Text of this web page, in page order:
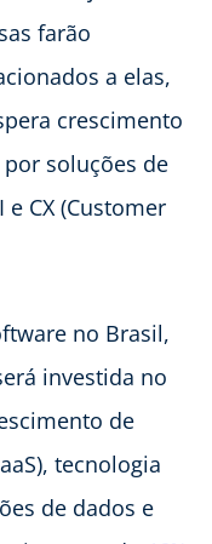
farão
a elas,
crescimento
soluções de
CX (Customer
no Brasil,
investida no
de
tecnologia
de dados e